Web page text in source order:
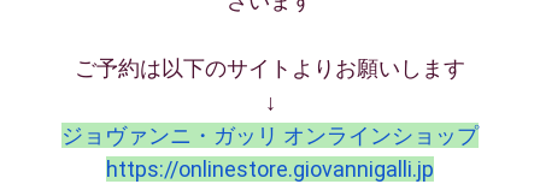
ご予約は以下のサイトよりお願いします
↓
ジョヴァンニ・ガッリ オンラインショップ
https://onlinestore.giovannigalli.jp